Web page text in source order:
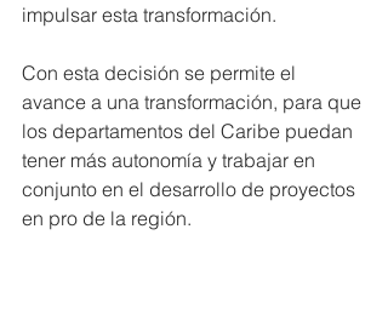
impulsar esta transformación.
Con esta decisión se permite el
avance a una transformación, para que
los departamentos del Caribe puedan
tener más autonomía y trabajar en
conjunto en el desarrollo de proyectos
en pro de la región.